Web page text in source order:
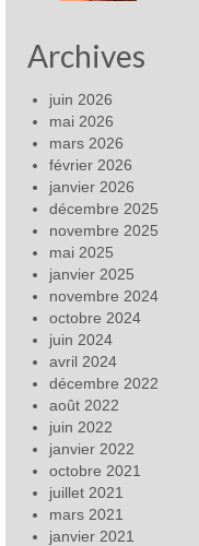
Archives
juin 2026
mai 2026
mars 2026
février 2026
janvier 2026
décembre 2025
novembre 2025
mai 2025
janvier 2025
novembre 2024
octobre 2024
juin 2024
avril 2024
décembre 2022
août 2022
juin 2022
janvier 2022
octobre 2021
juillet 2021
mars 2021
janvier 2021